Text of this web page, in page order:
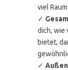
viel
✓
dich, wie
bietet,
✓